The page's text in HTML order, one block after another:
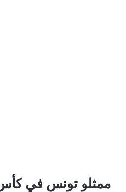
ممثلو تونس في كأس